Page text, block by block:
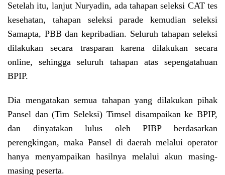
Setelah itu, lanjut Nuryadin, ada tahapan seleksi CAT tes
kesehatan, tahapan seleksi parade kemudian seleksi
Samapta, PBB dan kepribadian. Seluruh tahapan seleksi
dilakukan secara trasparan karena dilakukan secara
online, sehingga seluruh tahapan atas sepengatahuan
BPIP.
Dia mengatakan semua tahapan yang dilakukan pihak
Pansel dan (Tim Seleksi) Timsel disampaikan ke BPIP,
dan dinyatakan lulus oleh PIBP berdasarkan
perengkingan, maka Pansel di daerah melalui operator
hanya menyampaikan hasilnya melalui akun masing-
masing peserta.